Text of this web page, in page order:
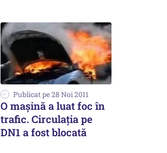
Publicat pe 28 Noi 2011
O mașină a luat foc în
trafic. Circulația pe
DN1 a fost blocată